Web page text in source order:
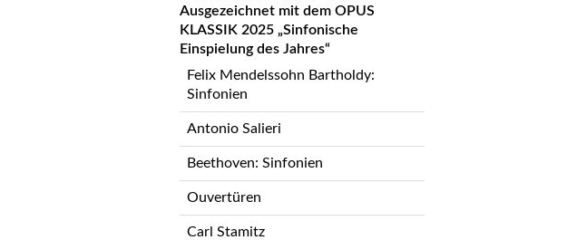
Ausgezeichnet mit dem OPUS
KLASSIK 2025 „Sinfonische
Einspielung des Jahres“
Felix Mendelssohn Bartholdy:
Sinfonien
Antonio Salieri
Beethoven: Sinfonien
Ouvertüren
Carl Stamitz